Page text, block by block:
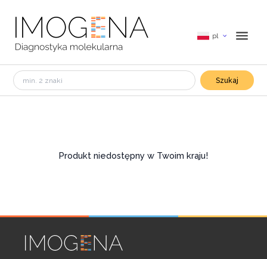
pl
Szukaj
Produkt niedostępny w Twoim kraju!